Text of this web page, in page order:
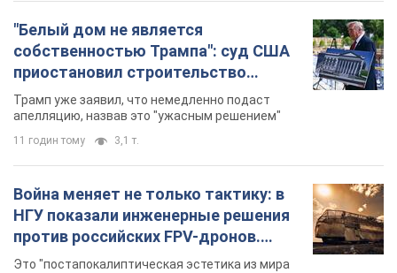
"Белый дом не является
собственностью Трампа": суд США
приостановил строительство
бального зала стоимостью 400 млн
долларов
Трамп уже заявил, что немедленно подаст
апелляцию, назвав это "ужасным решением"
11 годин тому 3,1 т.
Война меняет не только тактику: в
НГУ показали инженерные решения
против российских FPV-дронов.
Фото
Это "постапокалиптическая эстетика из мира